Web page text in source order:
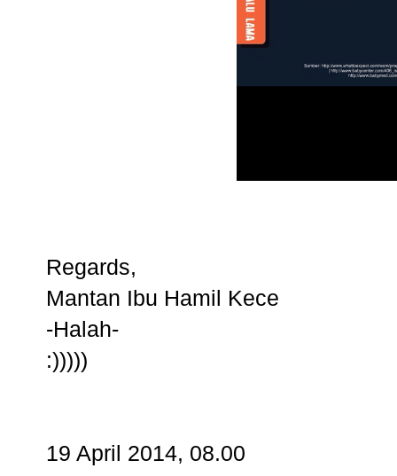
Regards,
Mantan Ibu Hamil Kece
-Halah-
:)))))
19 April 2014, 08.00